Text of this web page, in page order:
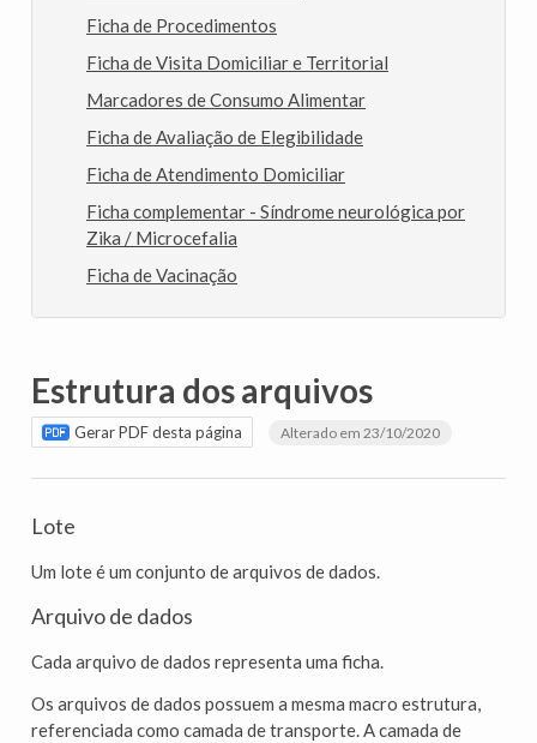
Ficha de Procedimentos
Ficha de Visita Domiciliar e Territorial
Marcadores de Consumo Alimentar
Ficha de Avaliação de Elegibilidade
Ficha de Atendimento Domiciliar
Ficha complementar - Síndrome neurológica por
Zika / Microcefalia
Ficha de Vacinação
Estrutura dos arquivos
Gerar PDF desta página Alterado em 23/10/2020
Lote
Um lote é um conjunto de arquivos de dados.
Arquivo de dados
Cada arquivo de dados representa uma ficha.
Os arquivos de dados possuem a mesma macro estrutura,
referenciada como camada de transporte. A camada de